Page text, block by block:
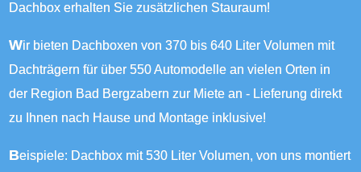
Dachbox erhalten Sie zusätzlichen Stauraum!
Wir bieten Dachboxen von 370 bis 640 Liter Volumen mit
Dachträgern für über 550 Automodelle an vielen Orten in
der Region Bad Bergzabern zur Miete an - Lieferung direkt
zu Ihnen nach Hause und Montage inklusive!
Beispiele: Dachbox mit 530 Liter Volumen, von uns montiert